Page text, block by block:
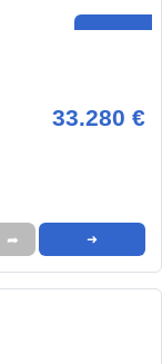
33.280 €
➦ ➜